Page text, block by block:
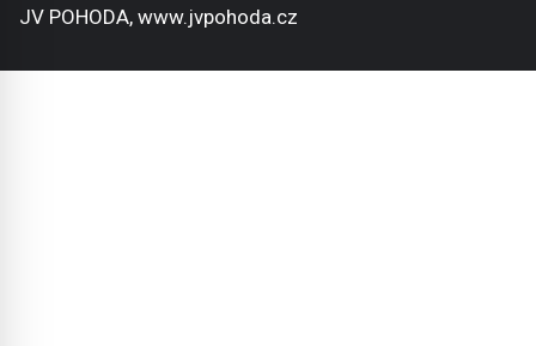
JV POHODA, www.jvpohoda.cz